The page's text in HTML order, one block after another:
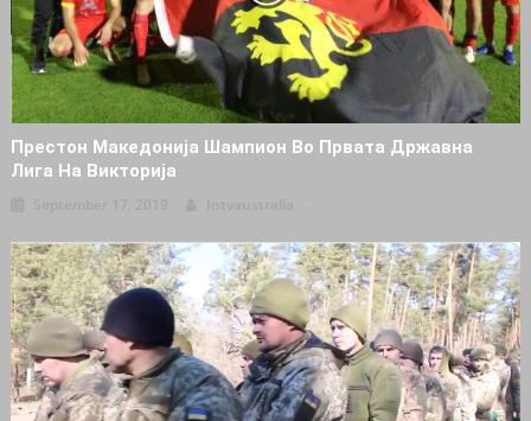
Престон Македонија Шампион Во Првата Државна
Лига На Викторија